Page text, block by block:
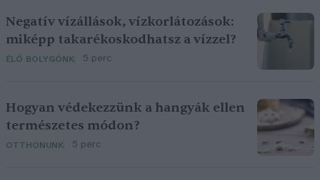
Negatív vízállások, vízkorlátozások:
miképp takarékoskodhatsz a vízzel?
ÉLŐ BOLYGÓNK 5 perc
Hogyan védekezzünk a hangyák ellen
természetes módon?
OTTHONUNK 5 perc